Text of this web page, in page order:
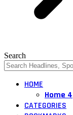
Search
HOME
Home 4
CATEGORIES